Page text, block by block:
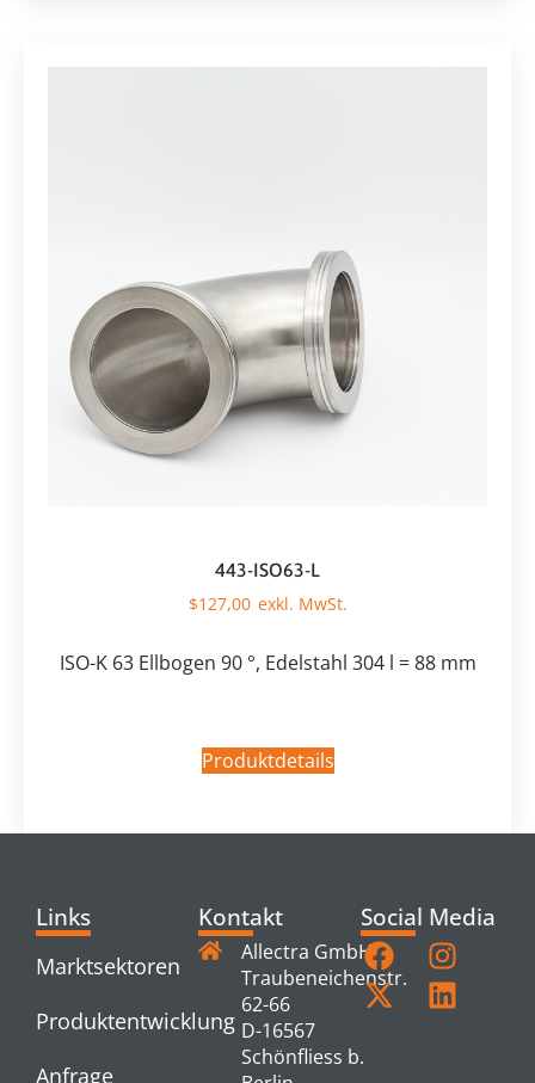
443-ISO63-L
$127,00
ISO-K 63 Ellbogen 90 °, Edelstahl 304 l = 88 mm
Produktdetails
Links
Marktsektoren
Produktentwicklung
Anfrage
Kontakt
Allectra GmbH
Traubeneichenstr.
62-66
D-16567
Schönfliess b.
Social Media